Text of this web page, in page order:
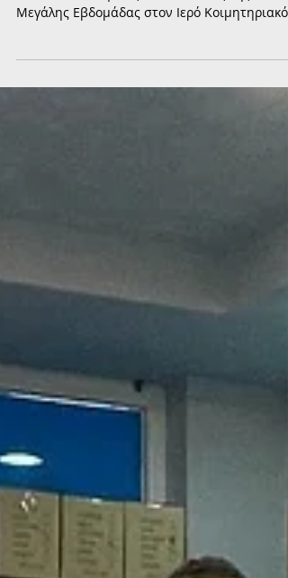
Με κατάνυξη και θρησκευτική ευλάβεια θα
Ναό Αποστόλων Πέτρου & Παύλου, σύμφωνα
με το πρόγραμμα που ανακοίνωσε ο Δήμος